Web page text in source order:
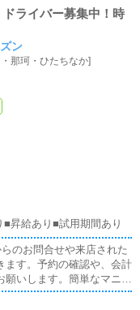
ドライバー募集中！時
ン
那珂・ひたちなか]
昇給あり■試用期間あり
のお問合せや来店された
ます。予約の確認や、会計
願いします。簡単なマニュ
業務内容を見ながら徐々に